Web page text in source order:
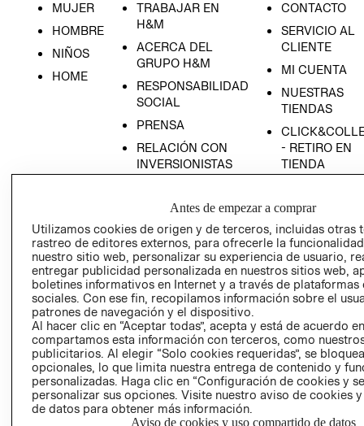
MUJER
HOMBRE
NIÑOS
HOME
TRABAJAR EN
H&M
ACERCA DEL
GRUPO H&M
RESPONSABILIDAD
SOCIAL
PRENSA
RELACIÓN CON
INVERSIONISTAS
EMPRESARIAL
CONTACTO
SERVICIO AL
CLIENTE
MI CUENTA
NUESTRAS
TIENDAS
- RETIRO EN
TIENDA
CONDICIONES
AVISO DE
PRIVACIDAD
GIFT CARD
AVISO DE
COOKIES
Chile ($)
Antes de empezar a comprar
Utilizamos cookies de origen y de terceros, incluidas otras
rastreo de editores externos, para ofrecerle la
nuestro sitio web, personalizar su experiencia de usuario,
entregar publicidad personalizada en nuestros sitios web,
boletines informativos en Internet y a través de plataformas
sociales. Con ese fin, recopilamos información sobre el
patrones de navegación y el dispositivo.
Al hacer clic en “Aceptar todas”, acepta y está de acuerdo
compartamos esta información con terceros, como
publicitarios. Al elegir “Solo cookies requeridas”, se
opcionales, lo que limita nuestra entrega de contenido y
personalizadas. Haga clic en “Configuración de cookies y
personalizar sus opciones. Visite nuestro aviso de cookies
de datos para obtener más información.
Aviso de cookies y uso compartido de datos